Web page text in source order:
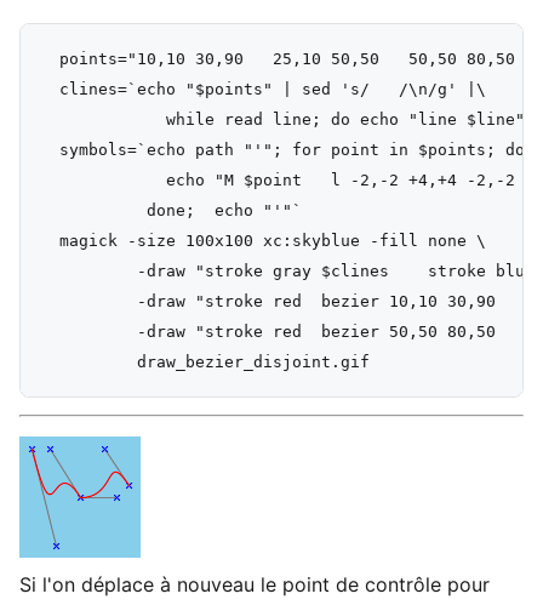
points="10,10 30,90   25,10 50,50   50,50 80,50
  clines=`echo "$points" | sed 's/   /\n/g' |\
while read line; do echo "line $line";
  symbols=`echo path "'"; for point in $points; do
echo "M $point   l -2,-2 +4,+4 -2,-2
           done;  echo "'"`
  magick -size 100x100 xc:skyblue -fill none \
-draw "stroke gray $clines    stroke blue
-draw "stroke red  bezier 10,10 30,90
-draw "stroke red  bezier 50,50 80,50
Si l'on déplace à nouveau le point de contrôle pour